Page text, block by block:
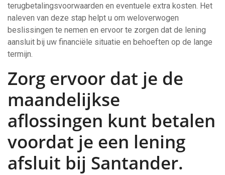
terugbetalingsvoorwaarden en eventuele extra kosten. Het
naleven van deze stap helpt u om weloverwogen
beslissingen te nemen en ervoor te zorgen dat de lening
aansluit bij uw financiële situatie en behoeften op de lange
termijn.
Zorg ervoor dat je de
maandelijkse
aflossingen kunt betalen
voordat je een lening
afsluit bij Santander.